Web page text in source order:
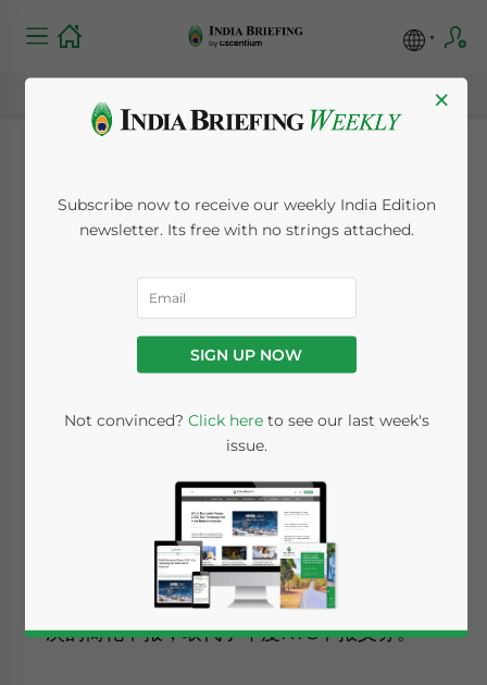
公司董事KYC程序简化：
印度将从2026年3月31日
起改为三年申报制
Posted byChinese Desk
印度公司事务部（MCA）修订了《2013年公司
法》下的董事”了解客户规则”（KYC）框架，旨在
简化公司董事的合规要求。修订后的制度以每三年
一次的简化申报，取代了年度KYC申报义务。
×
Subscribe now to receive our weekly India Edition
newsletter. Its free with no strings attached.
SIGN UP NOW
Not convinced? Click hereto see our last week's
issue.